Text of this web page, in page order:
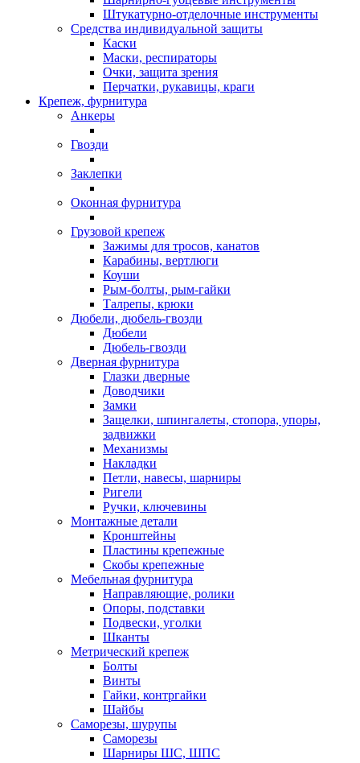
Штукатурно-отделочные инструменты
Средства индивидуальной защиты
Каски
Маски, респираторы
Очки, защита зрения
Перчатки, рукавицы, краги
Крепеж, фурнитура
Анкеры
Гвозди
Заклепки
Оконная фурнитура
Грузовой крепеж
Зажимы для тросов, канатов
Карабины, вертлюги
Коуши
Рым-болты, рым-гайки
Талрепы, крюки
Дюбели, дюбель-гвозди
Дюбели
Дюбель-гвозди
Дверная фурнитура
Глазки дверные
Доводчики
Замки
Защелки, шпингалеты, стопора, упоры,
задвижки
Механизмы
Накладки
Петли, навесы, шарниры
Ригели
Ручки, ключевины
Монтажные детали
Кронштейны
Пластины крепежные
Скобы крепежные
Мебельная фурнитура
Направляющие, ролики
Опоры, подставки
Подвески, уголки
Шканты
Метрический крепеж
Болты
Винты
Гайки, контргайки
Шайбы
Саморезы, шурупы
Саморезы
Шарниры ШС, ШПС